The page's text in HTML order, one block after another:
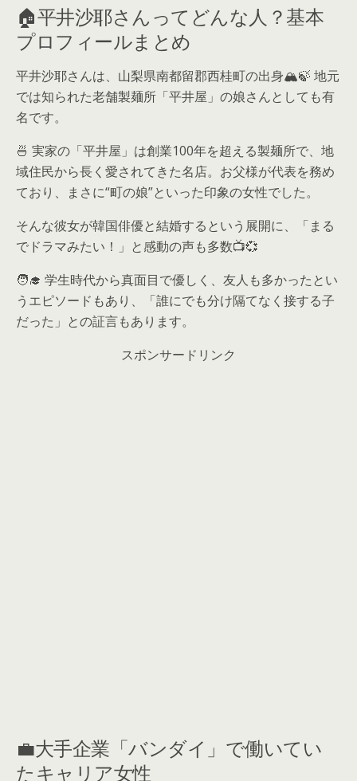
🏠平井沙耶さんってどんな人？基本
プロフィールまとめ
平井沙耶さんは、山梨県南都留郡西桂町の出身🏔️🍃 地元
では知られた老舗製麺所「平井屋」の娘さんとしても有
名です。
🍜 実家の「平井屋」は創業100年を超える製麺所で、地
域住民から長く愛されてきた名店。お父様が代表を務め
ており、まさに“町の娘”といった印象の女性でした。
そんな彼女が韓国俳優と結婚するという展開に、「まる
でドラマみたい！」と感動の声も多数📺💞
🧑‍🎓 学生時代から真面目で優しく、友人も多かったとい
うエピソードもあり、「誰にでも分け隔てなく接する子
だった」との証言もあります。
スポンサードリンク
💼大手企業「バンダイ」で働いてい
たキャリア女性